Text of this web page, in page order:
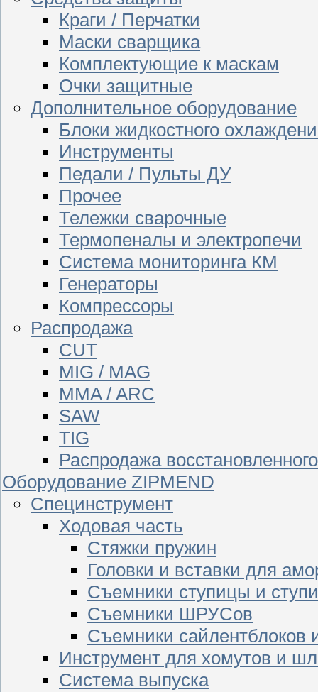
Краги / Перчатки
Маски сварщика
Комплектующие к маскам
Очки защитные
Дополнительное оборудование
Блоки жидкостного
Инструменты
Педали / Пульты ДУ
Прочее
Тележки сварочные
Термопеналы и электропечи
Система мониторинга КМ
Генераторы
Компрессоры
Распродажа
CUT
MIG / MAG
MMA / ARC
SAW
TIG
Распродажа
Оборудование ZIPMEND
Специнструмент
Ходовая часть
Стяжки пружин
Головки и вставки для
Съемники ступицы и
Съемники ШРУСов
Съемники сайлентблоков
Инструмент для хомутов и
Система выпуска